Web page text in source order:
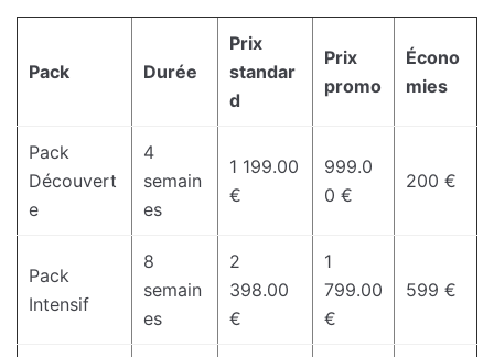
Pack Durée
Prix
standar
d
Prix
promo
Écono
mies
Pack
Découvert
e
4
semain
es
1 199.00
€
999.0
0 €
200 €
Pack
Intensif
8
semain
es
2
398.00
€
1
799.00
€
599 €